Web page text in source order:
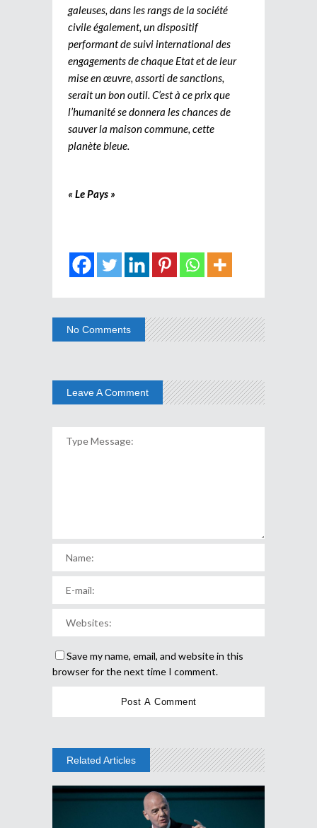
galeuses, dans les rangs de la société
civile également, un dispositif
performant de suivi international des
engagements de chaque Etat et de leur
mise en œuvre, assorti de sanctions,
serait un bon outil. C’est à ce prix que
l’humanité se donnera les chances de
sauver la maison commune, cette
planète bleue.
« Le Pays »
No Comments
Leave A Comment
Save my name, email, and website in this
browser for the next time I comment.
Related Articles